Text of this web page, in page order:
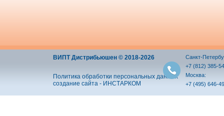
ВИПТ Дистрибьюшен © 2018-2026
Политика обработки персональных данных
создание сайта - ИНСТАРКОМ
Санкт-
+7 (812) 385-
Москва:
+7 (495) 646-